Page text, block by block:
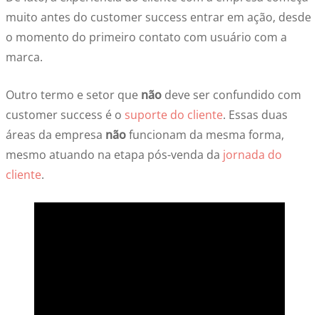
muito antes do customer success entrar em ação, desde
o momento do primeiro contato com usuário com a
marca.
Outro termo e setor que não deve ser confundido com
customer success é o suporte do cliente. Essas duas
áreas da empresa nãofuncionam da mesma forma,
mesmo atuando na etapa pós-venda da jornada do
cliente.